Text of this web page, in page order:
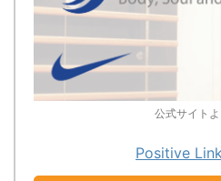
公式サイト
Positive